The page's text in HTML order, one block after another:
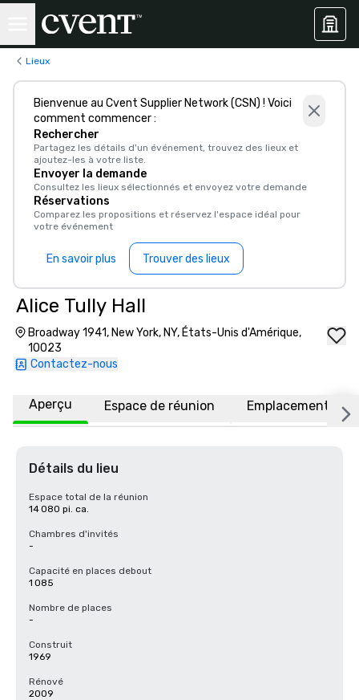
Lieux
Bienvenue au Cvent Supplier Network (CSN) ! Voici
comment commencer :
Rechercher
Partagez les détails d'un événement, trouvez des lieux et
ajoutez-les à votre liste.
Envoyer la demande
Consultez les lieux sélectionnés et envoyez votre demande
Réservations
Comparez les propositions et réservez l'espace idéal pour
votre événement
En savoir plus Trouver des lieux
Alice Tully Hall
Broadway 1941, New York, NY, États-Unis d'Amérique,
10023
Contactez-nous
Aperçu Espace de réunion Emplacement
Détails du lieu
Espace total de la réunion
14 080 pi. ca.
Chambres d'invités
-
Capacité en places debout
1 085
Nombre de places
-
Construit
1969
Rénové
2009